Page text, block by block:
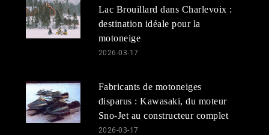
Lac Brouillard dans Charlevoix :
destination idéale pour la
motoneige
2026-03-17
Fabricants de motoneiges
disparus : Kawasaki, du moteur
Sno-Jet au constructeur complet
2026-03-17